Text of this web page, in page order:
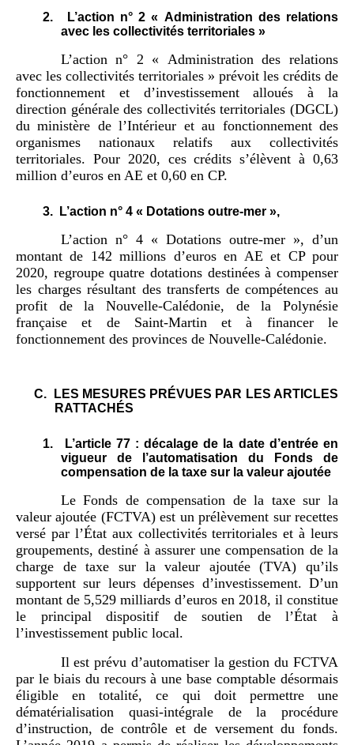
2.
L’action n° 2 « Administration des relations
avec les collectivités territoriales »
L’action n° 2 « Administration des relations
avec les collectivités territoriales » prévoit les crédits de
fonctionnement et d’investissement alloués à la
direction générale des collectivités territoriales (DGCL)
du ministère de l’Intérieur et au fonctionnement des
organismes nationaux relatifs aux collectivités
territoriales. Pour 2020, ces crédits s’élèvent à 0,63
million d’euros en AE et 0,60 en CP.
3. L’action n° 4 « Dotations outre-mer »,
L’action n° 4 « Dotations outre-mer », d’un
montant de 142 millions d’euros en AE et CP pour
2020, regroupe quatre dotations destinées à compenser
les charges résultant des transferts de compétences au
profit de la Nouvelle-Calédonie, de la Polynésie
française et de Saint-Martin et à financer le
fonctionnement des provinces de Nouvelle-Calédonie.
C.
LES MESURES PRÉVUES PAR LES ARTICLES
RATTACHÉS
1.
L’article 77 : décalage de la date d’entrée en
vigueur de l’automatisation du Fonds de
compensation de la taxe sur la valeur ajoutée
Le Fonds de compensation de la taxe sur la
valeur ajoutée (FCTVA) est un prélèvement sur recettes
versé par l’État aux collectivités territoriales et à leurs
groupements, destiné à assurer une compensation de la
charge de taxe sur la valeur ajoutée (TVA) qu’ils
supportent sur leurs dépenses d’investissement. D’un
montant de 5,529 milliards d’euros en 2018, il constitue
le principal dispositif de soutien de l’État à
l’investissement public local.
Il est prévu d’automatiser la gestion du FCTVA
par le biais du recours à une base comptable désormais
éligible en totalité, ce qui doit permettre une
dématérialisation quasi-intégrale de la procédure
d’instruction, de contrôle et de versement du fonds.